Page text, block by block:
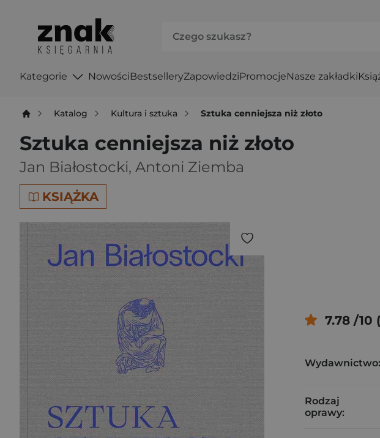
Kategorie NowościBestselleryZapowiedziPromocjeNasze zakładki
Katalog Kultura i sztuka Sztuka cenniejsza niż złoto
Sztuka cenniejsza niż złoto
Jan Białostocki, Antoni Ziemba
KSIĄŻKA
7.78 /10
Wydawnictwo:
Rodzaj
oprawy: